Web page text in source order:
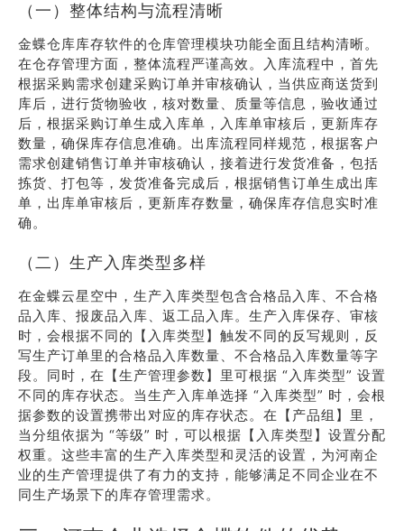
（一）整体结构与流程清晰
金蝶仓库库存软件的仓库管理模块功能全面且结构清晰。
在仓存管理方面，整体流程严谨高效。入库流程中，首先
根据采购需求创建采购订单并审核确认，当供应商送货到
库后，进行货物验收，核对数量、质量等信息，验收通过
后，根据采购订单生成入库单，入库单审核后，更新库存
数量，确保库存信息准确。出库流程同样规范，根据客户
需求创建销售订单并审核确认，接着进行发货准备，包括
拣货、打包等，发货准备完成后，根据销售订单生成出库
单，出库单审核后，更新库存数量，确保库存信息实时准
确。
（二）生产入库类型多样
在金蝶云星空中，生产入库类型包含合格品入库、不合格
品入库、报废品入库、返工品入库。生产入库保存、审核
时，会根据不同的【入库类型】触发不同的反写规则，反
写生产订单里的合格品入库数量、不合格品入库数量等字
段。同时，在【生产管理参数】里可根据 “入库类型” 设置
不同的库存状态。当生产入库单选择 “入库类型” 时，会根
据参数的设置携带出对应的库存状态。在【产品组】里，
当分组依据为 “等级” 时，可以根据【入库类型】设置分配
权重。这些丰富的生产入库类型和灵活的设置，为河南企
业的生产管理提供了有力的支持，能够满足不同企业在不
同生产场景下的库存管理需求。